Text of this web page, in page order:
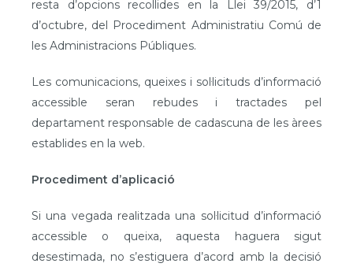
resta d’opcions recollides en la Llei 39/2015, d’1
d’octubre, del Procediment Administratiu Comú de
les Administracions Públiques.
Les comunicacions, queixes i sol·licituds d’informació
accessible seran rebudes i tractades pel
departament responsable de cadascuna de les àrees
establides en la web.
Procediment d’aplicació
Si una vegada realitzada una sol·licitud d’informació
accessible o queixa, aquesta haguera sigut
desestimada, no s’estiguera d’acord amb la decisió